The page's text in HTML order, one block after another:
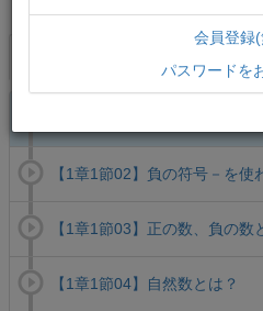
【1章1節02】負の符号－を使
【1章1節03】正の数、負の数
【1章1節04】自然数とは？
会員登録
パスワードを